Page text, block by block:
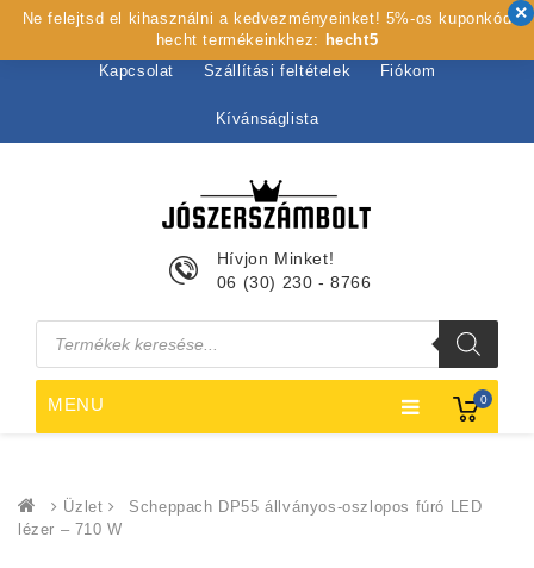
Kezdőlap Rólunk Webshop Szolgáltatások
Kapcsolat Szállítási feltételek Fiókom
Kívánságlista
0
Hívjon Minket!
06 (30) 230 - 8766
Products
search
MENU
Üzlet
Scheppach DP55 állványos-oszlopos fúró LED
lézer – 710 W
Ne felejtsd el kihasználni a kedvezményeinket! 5%-os kuponkód
hecht termékeinkhez: hecht5